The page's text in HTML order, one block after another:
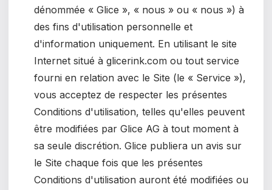
Türkçe
dénommée « Glice », « nous » ou « nous ») à
des fins d'utilisation personnelle et
d'information uniquement. En utilisant le site
Internet situé à glicerink.com ou tout service
fourni en relation avec le Site (le « Service »),
vous acceptez de respecter les présentes
Conditions d'utilisation, telles qu'elles peuvent
être modifiées par Glice AG à tout moment à
sa seule discrétion. Glice publiera un avis sur
le Site chaque fois que les présentes
Conditions d'utilisation auront été modifiées ou